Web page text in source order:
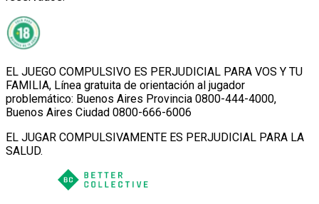
EL JUEGO COMPULSIVO ES PERJUDICIAL PARA VOS Y TU
FAMILIA, Línea gratuita de orientación al jugador
problemático: Buenos Aires Provincia 0800-444-4000,
Buenos Aires Ciudad 0800-666-6006
EL JUGAR COMPULSIVAMENTE ES PERJUDICIAL PARA LA
SALUD.